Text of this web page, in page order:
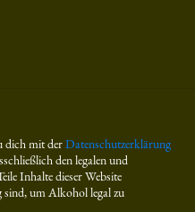
dich mit derDatenschutzerklärung
den legalen und
Inhalte dieser Website
sind, um Alkohol legal zu